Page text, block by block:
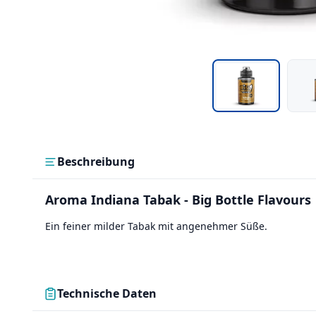
Beschreibung
Aroma Indiana Tabak - Big Bottle Flavours
Ein feiner milder Tabak mit angenehmer Süße.
Technische Daten